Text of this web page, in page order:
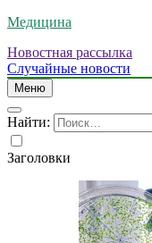
Медицина
Новостная рассылка
Случайные новости
Меню
Найти:
Заголовки